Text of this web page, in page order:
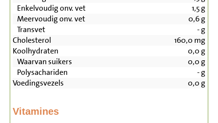
Enkelvoudig onv. vet
1,5g
Meervoudig onv. vet
0,6g
Transvet
-g
Cholesterol
160,0 mg
Koolhydraten
0,0 g
Waarvan suikers
0,0 g
Polysachariden
-g
Voedingsvezels
0,0 g
Vitamines